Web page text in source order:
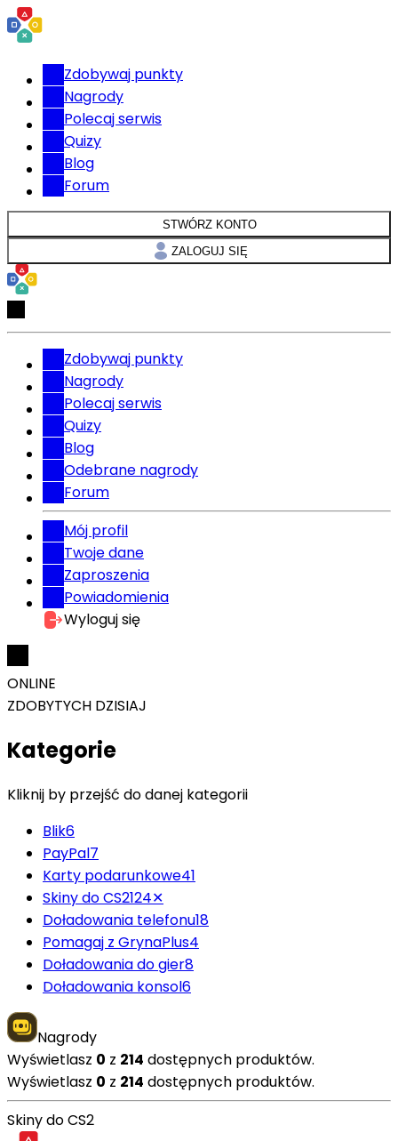
Zdobywaj punkty
Nagrody
Polecaj serwis
Quizy
Blog
Forum
STWÓRZ KONTO
ZALOGUJ SIĘ
Zdobywaj punkty
Nagrody
Polecaj serwis
Quizy
Blog
Odebrane nagrody
Forum
Mój profil
Twoje dane
Zaproszenia
Powiadomienia
Wyloguj się
ONLINE
ZDOBYTYCH DZISIAJ
Kategorie
Kliknij by przejść do danej kategorii
Blik6
PayPal7
Karty podarunkowe41
Skiny do CS2124✕
Doładowania telefonu18
Pomagaj z GrynaPlus4
Doładowania do gier8
Doładowania konsol6
Nagrody
Wyświetlasz 0 z 214 dostępnych produktów.
Wyświetlasz 0 z 214 dostępnych produktów.
Skiny do CS2